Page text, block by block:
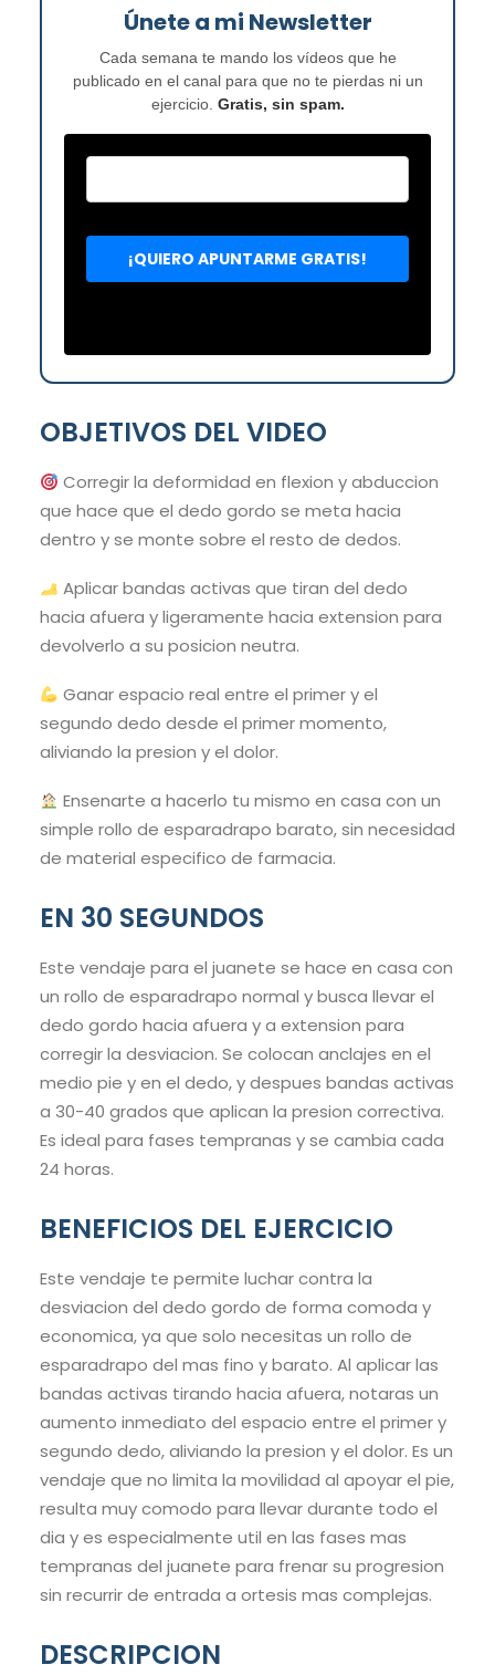
Únete a mi Newsletter
Cada semana te mando los vídeos que he
publicado en el canal para que no te pierdas ni un
ejercicio. Gratis, sin spam.
OBJETIVOS DEL VIDEO
Corregir la deformidad en flexion y abduccion
que hace que el dedo gordo se meta hacia
dentro y se monte sobre el resto de dedos.
Aplicar bandas activas que tiran del dedo
hacia afuera y ligeramente hacia extension para
devolverlo a su posicion neutra.
Ganar espacio real entre el primer y el
segundo dedo desde el primer momento,
aliviando la presion y el dolor.
Ensenarte a hacerlo tu mismo en casa con un
simple rollo de esparadrapo barato, sin necesidad
de material especifico de farmacia.
EN 30 SEGUNDOS
Este vendaje para el juanete se hace en casa con
un rollo de esparadrapo normal y busca llevar el
dedo gordo hacia afuera y a extension para
corregir la desviacion. Se colocan anclajes en el
medio pie y en el dedo, y despues bandas activas
a 30-40 grados que aplican la presion correctiva.
Es ideal para fases tempranas y se cambia cada
24 horas.
BENEFICIOS DEL EJERCICIO
Este vendaje te permite luchar contra la
desviacion del dedo gordo de forma comoda y
economica, ya que solo necesitas un rollo de
esparadrapo del mas fino y barato. Al aplicar las
bandas activas tirando hacia afuera, notaras un
aumento inmediato del espacio entre el primer y
segundo dedo, aliviando la presion y el dolor. Es un
vendaje que no limita la movilidad al apoyar el pie,
resulta muy comodo para llevar durante todo el
dia y es especialmente util en las fases mas
tempranas del juanete para frenar su progresion
sin recurrir de entrada a ortesis mas complejas.
DESCRIPCION